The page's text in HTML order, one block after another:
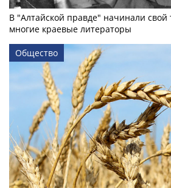
В "Алтайской правде" начинали свой
многие краевые литераторы
Общество